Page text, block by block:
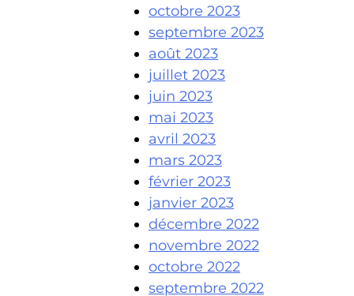
octobre 2023
septembre 2023
août 2023
juillet 2023
juin 2023
mai 2023
avril 2023
mars 2023
février 2023
janvier 2023
décembre 2022
novembre 2022
octobre 2022
septembre 2022